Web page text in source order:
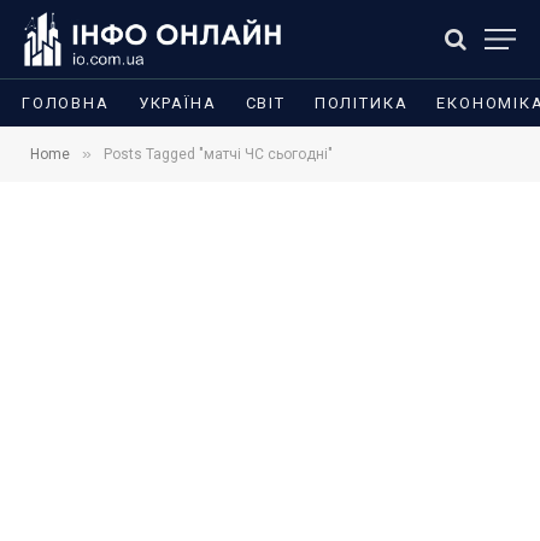
ГОЛОВНА УКРАЇНА СВІТ ПОЛІТИКА
Home » Posts Tagged "матчі ЧС сьогодні"